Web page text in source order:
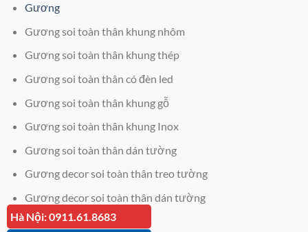
Gương
Gương soi toàn thân khung nhôm
Gương soi toàn thân khung thép
Gương soi toàn thân có đèn led
Gương soi toàn thân khung gỗ
Gương soi toàn thân khung Inox
Gương soi toàn thân dán tường
Gương decor soi toàn thân treo tường
Gương decor soi toàn thân dán tường
Giá kính cường lực 12mm
Hà Nội: 0911.61.8683